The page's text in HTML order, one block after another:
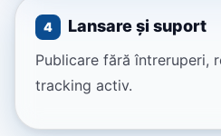
4 Lansare și suport
Publicare fără întreruperi,
tracking activ.